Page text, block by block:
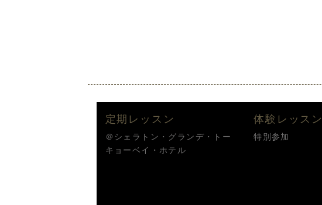
定期レッスン
＠シェラトン・グランデ・トー
キョーベイ・ホテル
体験レッスン
特別参加